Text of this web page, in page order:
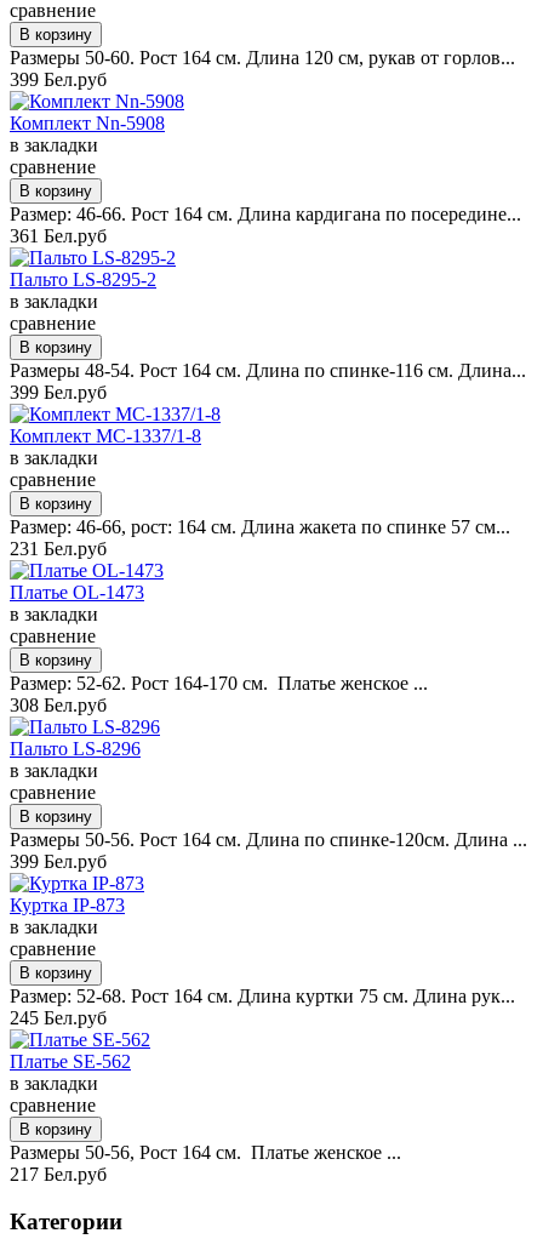
сравнение
Размеры 50-60. Рост 164 см. Длина 120 см, рукав от горлов...
399 Бел.руб
Комплект Nn-5908
в закладки
сравнение
Размер: 46-66. Рост 164 см. Длина кардигана по посередине...
361 Бел.руб
Пальто LS-8295-2
в закладки
сравнение
Размеры 48-54. Рост 164 см. Длина по спинке-116 см. Длина...
399 Бел.руб
Комплект MC-1337/1-8
в закладки
сравнение
Размер: 46-66, рост: 164 см. Длина жакета по спинке 57 см...
231 Бел.руб
Платье OL-1473
в закладки
сравнение
Размер: 52-62. Рост 164-170 см. Платье женское ...
308 Бел.руб
Пальто LS-8296
в закладки
сравнение
Размеры 50-56. Рост 164 см. Длина по спинке-120см. Длина ...
399 Бел.руб
Куртка IP-873
в закладки
сравнение
Размер: 52-68. Рост 164 см. Длина куртки 75 см. Длина рук...
245 Бел.руб
Платье SE-562
в закладки
сравнение
Размеры 50-56, Рост 164 см. Платье женское ...
217 Бел.руб
Категории